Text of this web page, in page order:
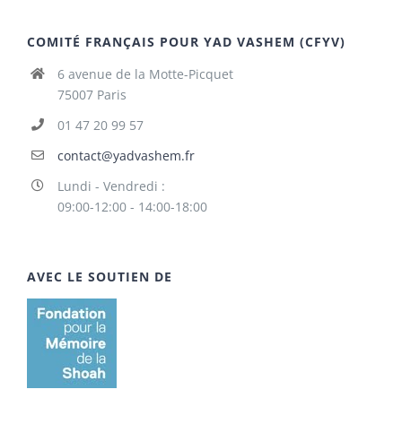
COMITÉ FRANÇAIS POUR YAD VASHEM (CFYV)
6 avenue de la Motte-Picquet
75007 Paris
01 47 20 99 57
contact@yadvashem.fr
Lundi - Vendredi :
09:00-12:00 - 14:00-18:00
AVEC LE SOUTIEN DE